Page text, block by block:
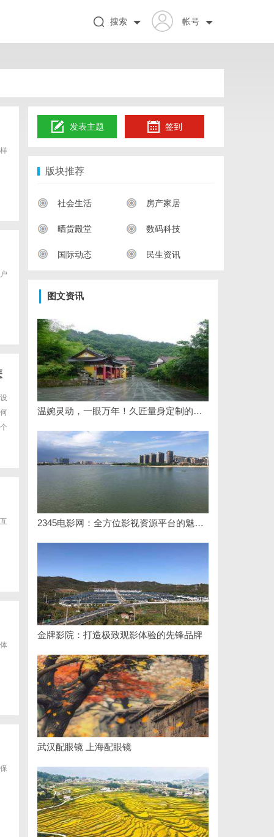
帐号
搜索
发表主题 签到
版块推荐
社会生活 房产家居
晒货殿堂 数码科技
国际动态 民生资讯
图文资讯
温婉灵动，一眼万年！久匠量身定制的眉眼唇，才是你整张脸的点睛之笔！淡颜系女生的气质加分项
2345电影网：全方位影视资源平台的魅力解析
金牌影院：打造极致观影体验的先锋品牌
武汉配眼镜 上海配眼镜